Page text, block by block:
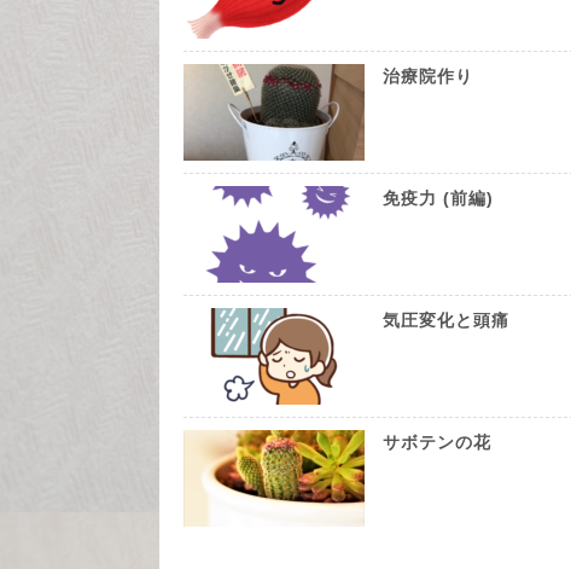
治療院作り
免疫力 (前編)
気圧変化と頭痛
サボテンの花